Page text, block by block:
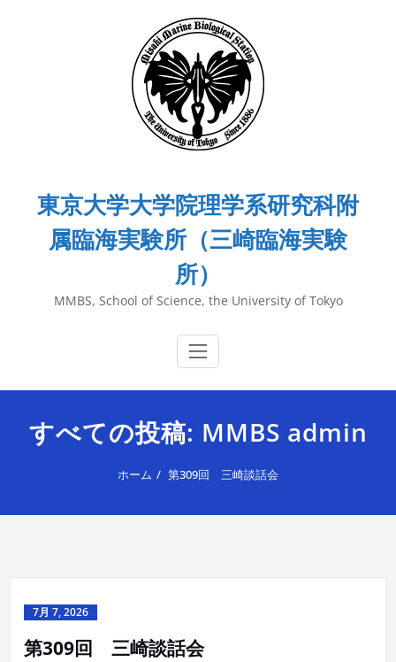
東京大学大学院理学系研究科附
属臨海実験所（三崎臨海実験
所）
MMBS, School of Science, the University of Tokyo
すべての投稿: MMBS admin
ホーム 第309回 三崎談話会
7月 7, 2026
第309回 三崎談話会